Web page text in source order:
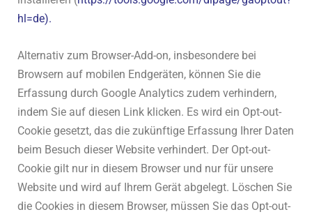
hl=de).
Alternativ zum Browser-Add-on, insbesondere bei
Browsern auf mobilen Endgeräten, können Sie die
Erfassung durch Google Analytics zudem verhindern,
indem Sie auf diesen Link klicken. Es wird ein Opt-out-
Cookie gesetzt, das die zukünftige Erfassung Ihrer Daten
beim Besuch dieser Website verhindert. Der Opt-out-
Cookie gilt nur in diesem Browser und nur für unsere
Website und wird auf Ihrem Gerät abgelegt. Löschen Sie
die Cookies in diesem Browser, müssen Sie das Opt-out-